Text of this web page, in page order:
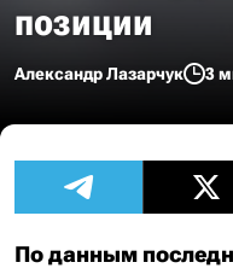
позиции
Александр Лазарчук 3
По данным